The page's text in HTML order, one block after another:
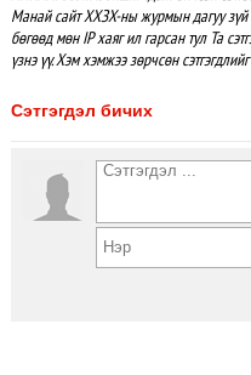
Манай сайт ХХЗХ-ны журмын дагуу зүй
бөгөөд мөн IP хаяг ил гарсан тул Та
үзнэ үү. Хэм хэмжээ зөрчсөн
Сэтгэгдэл бичих